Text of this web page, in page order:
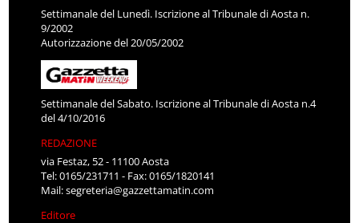
Settimanale del Lunedì. Iscrizione al Tribunale di Aosta n.
9/2002
Autorizzazione del 20/05/2002
Settimanale del Sabato. Iscrizione al Tribunale di Aosta n.4
del 4/10/2016
REDAZIONE
via Festaz, 52 - 11100 Aosta
Tel: 0165/231711 - Fax: 0165/1820141
Mail:segreteria@gazzettamatin.com
Editore